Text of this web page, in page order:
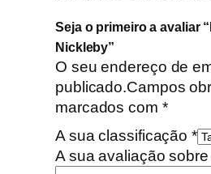
Seja o primeiro a avaliar
Nickleby”
O seu endereço de
publicado.Campos
marcados com *
A sua classificação *
A sua avaliação